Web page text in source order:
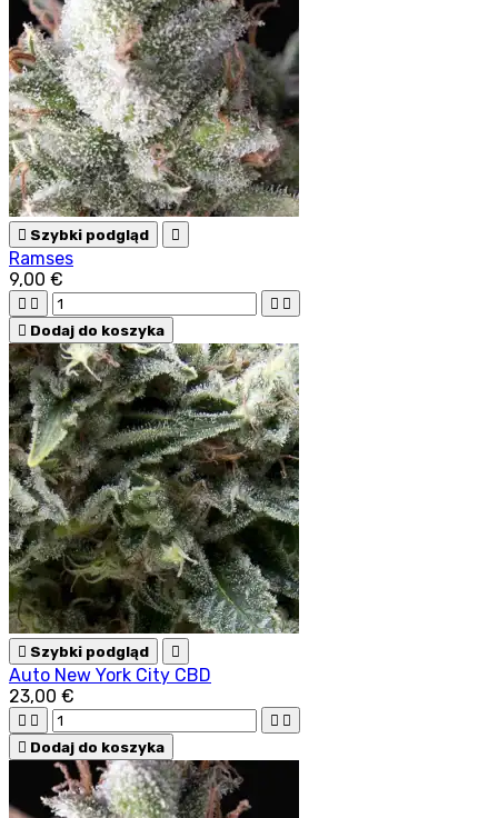
 Szybki podgląd 
Ramses
9,00 €
   
 Dodaj do koszyka
 Szybki podgląd 
Auto New York City CBD
23,00 €
   
 Dodaj do koszyka